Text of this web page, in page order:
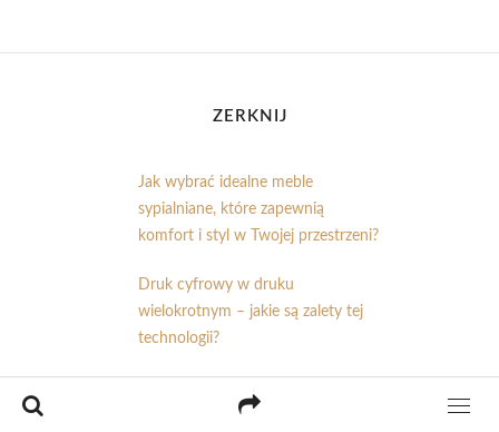
ZERKNIJ
Jak wybrać idealne meble
sypialniane, które zapewnią
komfort i styl w Twojej przestrzeni?
Druk cyfrowy w druku
wielokrotnym – jakie są zalety tej
technologii?
powierzchniach – jakie możliwości